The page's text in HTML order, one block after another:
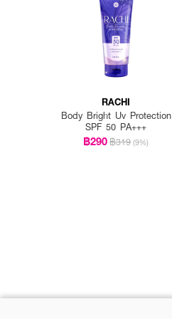
RACHI
Body Bright Uv Protection
SPF 50 PA+++
฿290฿319 (9%)